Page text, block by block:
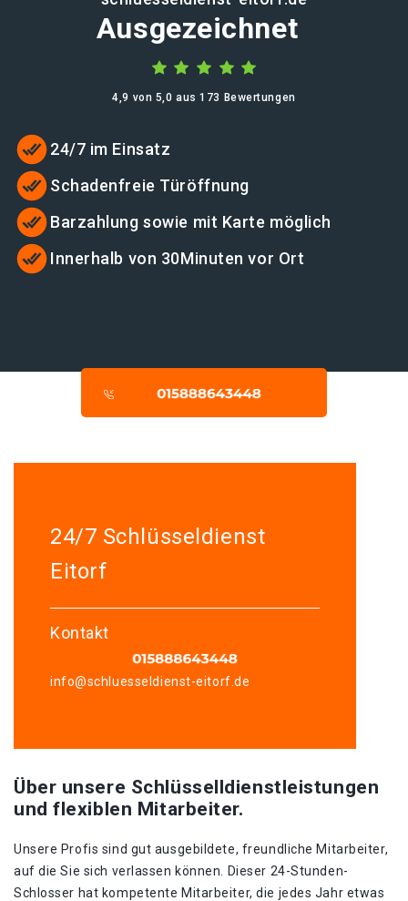
Ausgezeichnet
4,9 von 5,0 aus 173 Bewertungen
24/7 im Einsatz
Schadenfreie Türöffnung
Barzahlung sowie mit Karte möglich
Innerhalb von 30Minuten vor Ort
24/7 Schlüsseldienst
Eitorf
Kontakt
info@schluesseldienst-eitorf.de
Über unsere Schlüsselldienstleistungen
und flexiblen Mitarbeiter.
Unsere Profis sind gut ausgebildete, freundliche Mitarbeiter,
auf die Sie sich verlassen können. Dieser 24-Stunden-
Schlosser hat kompetente Mitarbeiter, die jedes Jahr etwas